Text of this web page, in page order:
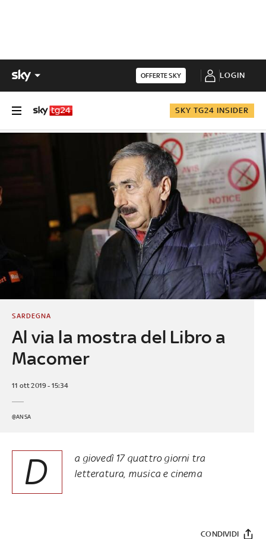
OFFERTE SKY LOGIN
SKY TG24 INSIDER
Al via la mostra del Libro a
Macomer
SARDEGNA
11 ott 2019 - 15:34
@ANSA
D
a giovedì 17 quattro giorni tra
letteratura, musica e cinema
CONDIVIDI